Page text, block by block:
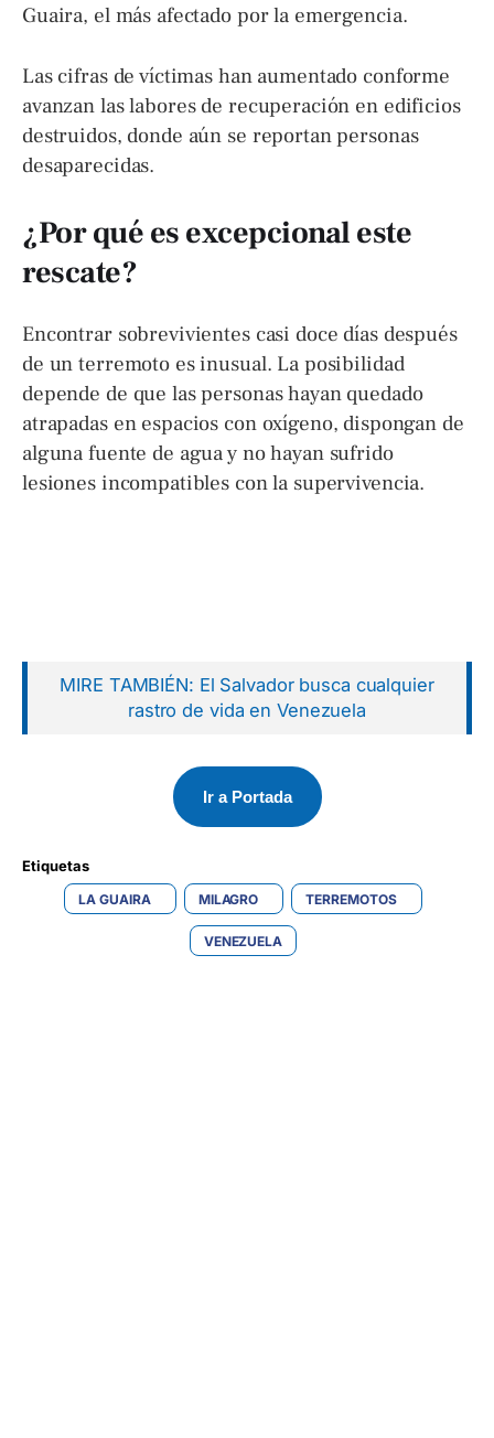
Guaira, el más afectado por la emergencia.
Las cifras de víctimas han aumentado conforme
avanzan las labores de recuperación en edificios
destruidos, donde aún se reportan personas
desaparecidas.
¿Por qué es excepcional este
rescate?
Encontrar sobrevivientes casi doce días después
de un terremoto es inusual. La posibilidad
depende de que las personas hayan quedado
atrapadas en espacios con oxígeno, dispongan de
alguna fuente de agua y no hayan sufrido
lesiones incompatibles con la supervivencia.
MIRE TAMBIÉN: El Salvador busca cualquier
rastro de vida en Venezuela
Ir a Portada
Etiquetas
LA GUAIRA MILAGRO TERREMOTOS
VENEZUELA